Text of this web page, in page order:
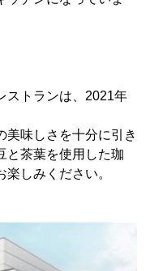
ストランは、2021年
美味しさを十分に引き
と茶葉を使用した珈
しみください。